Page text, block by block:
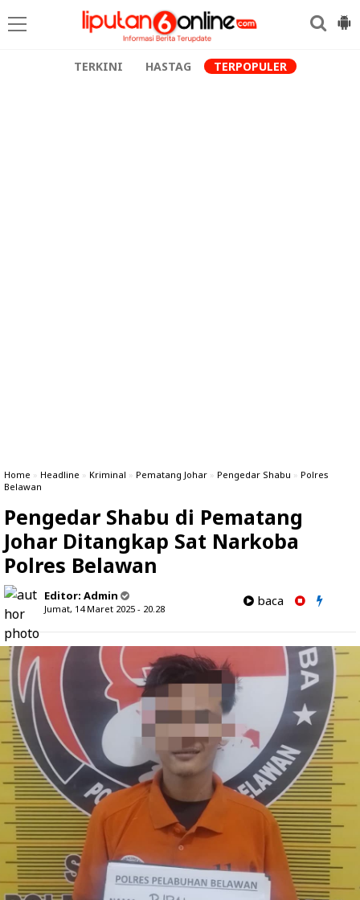
TERKINI HASTAG TERPOPULER
Home » Headline » Kriminal » Pematang Johar » Pengedar Shabu » Polres
Belawan
Pengedar Shabu di Pematang
Johar Ditangkap Sat Narkoba
Polres Belawan
Editor: Admin
Jumat, 14 Maret 2025 - 20.28
baca